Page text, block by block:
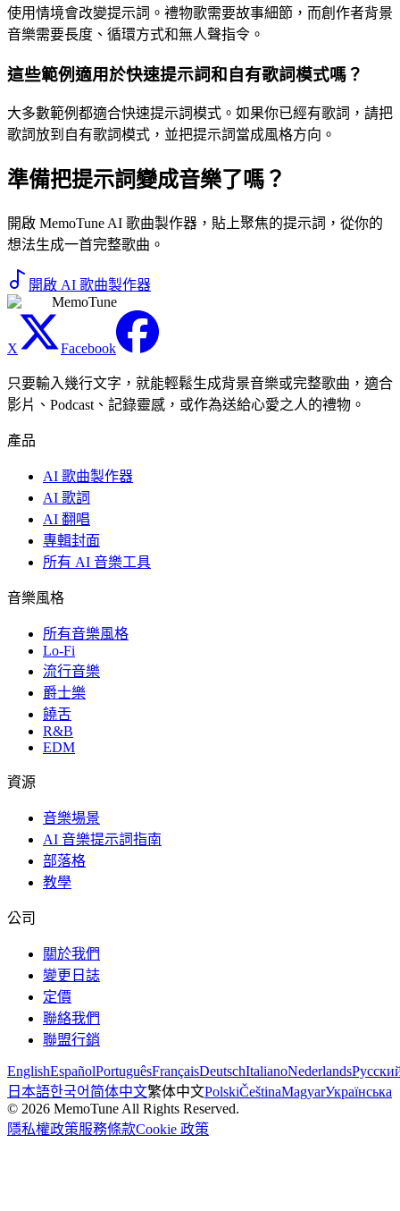
使用情境會改變提示詞。禮物歌需要故事細節，而創作者背景
音樂需要長度、循環方式和無人聲指令。
這些範例適用於快速提示詞和自有歌詞模式嗎？
大多數範例都適合快速提示詞模式。如果你已經有歌詞，請把
歌詞放到自有歌詞模式，並把提示詞當成風格方向。
準備把提示詞變成音樂了嗎？
開啟 MemoTune AI 歌曲製作器，貼上聚焦的提示詞，從你的
想法生成一首完整歌曲。
開啟 AI 歌曲製作器
MemoTune
X Facebook
只要輸入幾行文字，就能輕鬆生成背景音樂或完整歌曲，適合
影片、Podcast、記錄靈感，或作為送給心愛之人的禮物。
產品
AI 歌曲製作器
AI 歌詞
AI 翻唱
專輯封面
所有 AI 音樂工具
音樂風格
所有音樂風格
Lo-Fi
流行音樂
爵士樂
饒舌
R&B
EDM
資源
音樂場景
AI 音樂提示詞指南
部落格
教學
公司
關於我們
變更日誌
定價
聯絡我們
聯盟行銷
EnglishEspañolPortuguêsFrançaisDeutschItalianoNederlands
日本語한국어 简体中文繁体中文PolskiČeštinaMagyarУкраїнська
© 2026 MemoTune All Rights Reserved.
隱私權政策服務條款Cookie 政策